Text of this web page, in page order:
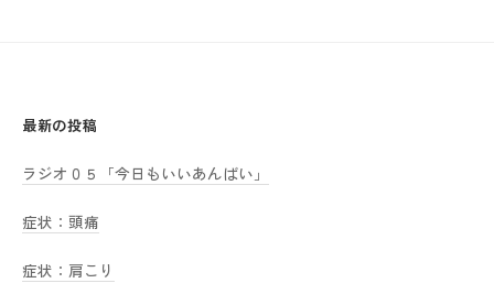
最新の投稿
ラジオ０５「今日もいいあんばい」
症状：頭痛
症状：肩こり